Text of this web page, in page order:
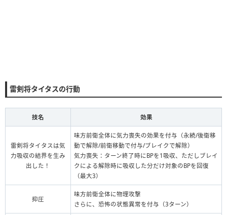
雷剣将タイタスの行動
技名 効果
雷剣将タイタスは気
力吸収の結界を生み
出した！
味方前衛全体に気力喪失の効果を付与（永続/後衛移
動で解除/前衛移動で付与/ブレイクで解除）
気力喪失：ターン終了時にBPを1吸収、ただしブレイ
クによる解除時に吸収した分だけ対象のBPを回復
（最大3）
抑圧
味方前衛全体に物理攻撃
さらに、恐怖の状態異常を付与（3ターン）